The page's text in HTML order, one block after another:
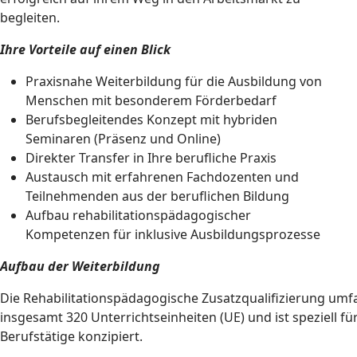
begleiten.
Ihre Vorteile auf einen Blick
Praxisnahe Weiterbildung für die Ausbildung von
Menschen mit besonderem Förderbedarf
Berufsbegleitendes Konzept mit hybriden
Seminaren (Präsenz und Online)
Direkter Transfer in Ihre berufliche Praxis
Austausch mit erfahrenen Fachdozenten und
Teilnehmenden aus der beruflichen Bildung
Aufbau rehabilitationspädagogischer
Kompetenzen für inklusive Ausbildungsprozesse
Aufbau der Weiterbildung
Die Rehabilitationspädagogische Zusatzqualifizierung
insgesamt 320 Unterrichtseinheiten (UE) und ist speziell
Berufstätige konzipiert.